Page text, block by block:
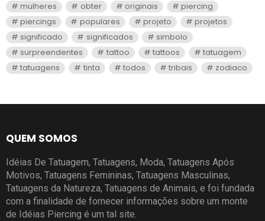
mulheres
obter originais
piercing
piercings
populares projeto
projetos
significado
significados
simbolo
surpreendentes
tattoo tattoos
tatuagem
tatuagens
tinta todos tribais zodiaco
QUEM SOMOS
Idéias De Tatuagem, Tatuagens, Moda, Tatuagens Após
Motivos, Tatuagens Femininas, Tatuagens Masculinas,
Tatuagens da Natureza, Tatuagens de Animais, e foi fundada
com a finalidade de fornecer informações sobre um monte
de Idéias Piercing é um tal site.